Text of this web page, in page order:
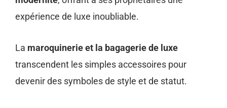
expérience de luxe inoubliable.
La maroquinerie et la bagagerie de luxe
transcendent les simples accessoires pour
devenir des symboles de style et de statut.